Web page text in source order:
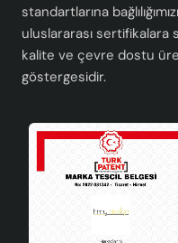
standartlarına
uluslararası sertifikalara
kalite ve çevre dostu
göstergesidir.